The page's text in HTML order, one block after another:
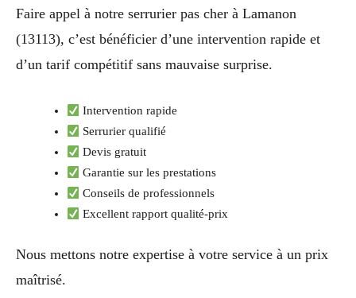
Faire appel à notre serrurier pas cher à Lamanon
(13113), c’est bénéficier d’une intervention rapide et
d’un tarif compétitif sans mauvaise surprise.
Intervention rapide
Serrurier qualifié
Devis gratuit
Garantie sur les prestations
Conseils de professionnels
Excellent rapport qualité-prix
Nous mettons notre expertise à votre service à un prix
maîtrisé.